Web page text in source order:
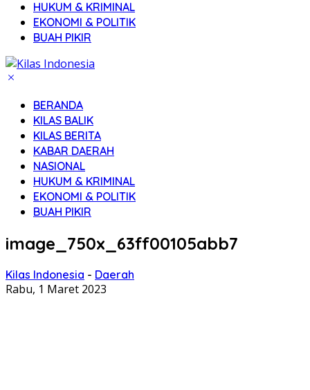
HUKUM & KRIMINAL
EKONOMI & POLITIK
BUAH PIKIR
BERANDA
KILAS BALIK
KILAS BERITA
KABAR DAERAH
NASIONAL
HUKUM & KRIMINAL
EKONOMI & POLITIK
BUAH PIKIR
image_750x_63ff00105abb7
Kilas Indonesia - Daerah
Rabu, 1 Maret 2023